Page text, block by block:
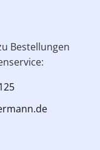
Bestellungen